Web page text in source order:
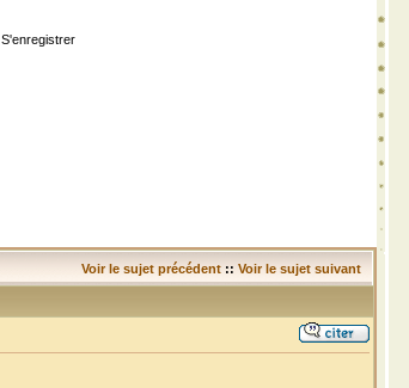
S'enregistrer
Voir le sujet précédent :: Voir le sujet suivant